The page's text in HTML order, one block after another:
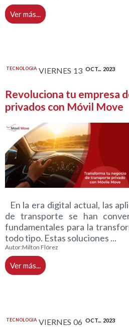
Ver más...
TECNOLOGIA VIERNES 13 OCT... 2023
Revoluciona tu empresa
privados con Móvil Move
En la era digital actual, las
de transporte se han
fundamentales para la
todo tipo. Estas soluciones ...
Autor:Milton Flórez
Ver más...
TECNOLOGIA VIERNES 06 OCT... 2023